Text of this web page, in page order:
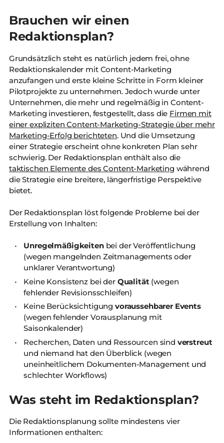
Brauchen wir einen
Redaktionsplan?
Grundsätzlich steht es natürlich jedem frei, ohne
Redaktionskalender mit Content-Marketing
anzufangen und erste kleine Schritte in Form kleiner
Pilotprojekte zu unternehmen. Jedoch wurde unter
Unternehmen, die mehr und regelmäßig in Content-
Marketing investieren, festgestellt, dass die Firmen mit
einer expliziten Content-Marketing-Strategie über mehr
Marketing-Erfolg berichteten. Und die Umsetzung
einer Strategie erscheint ohne konkreten Plan sehr
schwierig. Der Redaktionsplan enthält also die
taktischen Elemente des Content-Marketing während
die Strategie eine breitere, längerfristige Perspektive
bietet.
Der Redaktionsplan löst folgende Probleme bei der
Erstellung von Inhalten:
Unregelmäßigkeitenbei der Veröffentlichung
(wegen mangelnden Zeitmanagements oder
unklarer Verantwortung)
Keine Konsistenz bei der Qualität(wegen
fehlender Revisionsschleifen)
Keine Berücksichtigung voraussehbarer Events
(wegen fehlender Vorausplanung mit
Saisonkalender)
Recherchen, Daten und Ressourcen sind verstreut
und niemand hat den Überblick (wegen
uneinheitlichem Dokumenten-Management und
schlechter Workflows)
Was steht im Redaktionsplan?
Die Redaktionsplanung sollte mindestens vier
Informationen enthalten: